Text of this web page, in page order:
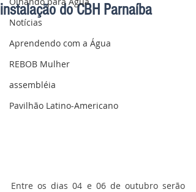
Notícias
Aprendendo com a Água
REBOB Mulher
assembléia
Pavilhão Latino-Americano
instalação do CBH Parnaíba
Entre os dias 04 e 06 de outubro serão